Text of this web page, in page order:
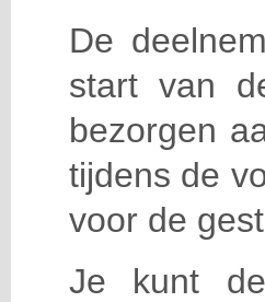
De
start van
bezorgen
tijdens de
voor de
Je kunt